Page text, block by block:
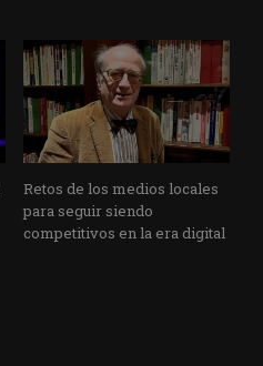
Retos de los medios locales
para seguir siendo
competitivos en la era digital